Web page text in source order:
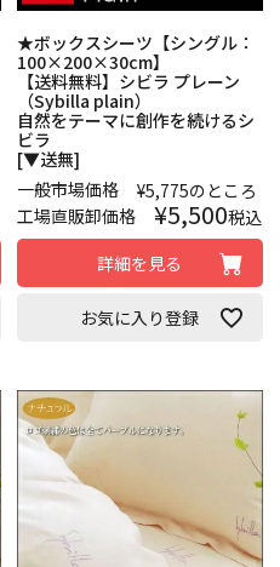
★ボックスシーツ【シングル：
100×200×30cm】
【送料無料】シビラ プレーン
（Sybilla plain）
自然をテーマに創作を続けるシ
ビラ
[▼送無]
一般市場価格
¥5,775のところ
工場直販卸価格
¥5,500税込
詳細を見る
お気に入り登録